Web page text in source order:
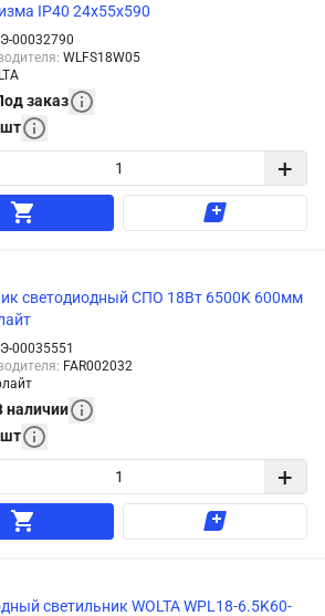
IP40 24x55x590
00032790
: WLFS18W05
заказ
шт
+
светодиодный СПО 18Вт 6500K 600мм
00035551
: FAR002032
наличии
шт
+
светильник WOLTA WPL18-6.5K60-